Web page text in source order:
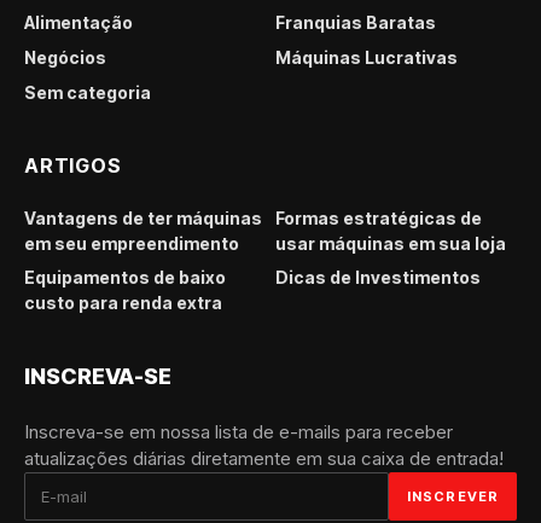
Alimentação
Franquias Baratas
Negócios
Máquinas Lucrativas
Sem categoria
ARTIGOS
Vantagens de ter máquinas
em seu empreendimento
Formas estratégicas de
usar máquinas em sua loja
Equipamentos de baixo
custo para renda extra
Dicas de Investimentos
INSCREVA-SE
Inscreva-se em nossa lista de e-mails para receber
atualizações diárias diretamente em sua caixa de entrada!